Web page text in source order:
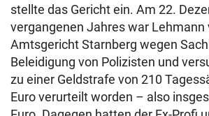
stellte das Gericht ein. Am 22.
vergangenen Jahres war Lehmann
Amtsgericht Starnberg wegen
Beleidigung von Polizisten und
zu einer Geldstrafe von 210
Euro verurteilt worden – also